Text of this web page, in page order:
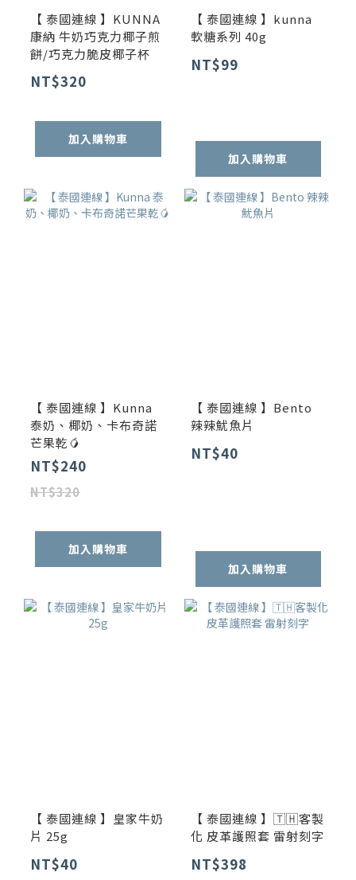
【 泰國連線 】KUNNA
康納 牛奶巧克力椰子煎
餅/巧克力脆皮椰子杯
NT$320
加入購物車
【 泰國連線 】kunna
軟糖系列 40g
NT$99
加入購物車
【 泰國連線 】Kunna
泰奶、椰奶、卡布奇諾
芒果乾🥭
NT$240
NT$320
加入購物車
【 泰國連線 】Bento
辣辣魷魚片
NT$40
加入購物車
【 泰國連線 】皇家牛奶
片 25g
NT$40
【 泰國連線 】🇹🇭客製
化 皮革護照套 雷射刻字
NT$398